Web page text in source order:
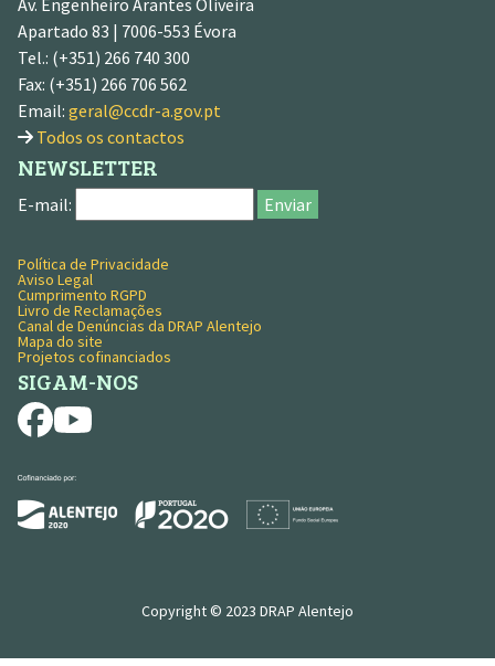
Av. Engenheiro Arantes Oliveira
Apartado 83 | 7006-553 Évora
Tel.: (+351) 266 740 300
Fax: (+351) 266 706 562
Email: geral@ccdr-a.gov.pt
Todos os contactos
NEWSLETTER
E-mail: Enviar
MENU RODAPÉ
Política de Privacidade
Aviso Legal
Cumprimento RGPD
Livro de Reclamações
Canal de Denúncias da DRAP Alentejo
Mapa do site
Projetos cofinanciados
SIGAM-NOS
Copyright © 2023 DRAP Alentejo